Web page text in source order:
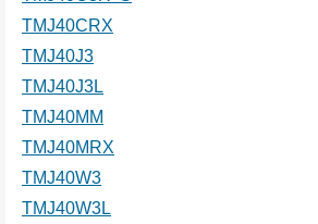
TMJ40CRX
TMJ40J3
TMJ40J3L
TMJ40MM
TMJ40MRX
TMJ40W3
TMJ40W3L